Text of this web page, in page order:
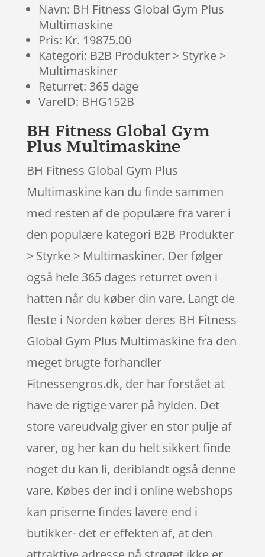
Navn: BH Fitness Global Gym Plus
Multimaskine
Pris: Kr. 19875.00
Kategori: B2B Produkter > Styrke >
Multimaskiner
Returret: 365 dage
VareID: BHG152B
BH Fitness Global Gym
Plus Multimaskine
BH Fitness Global Gym Plus
Multimaskine kan du finde sammen
med resten af de populære fra varer i
den populære kategori B2B Produkter
> Styrke > Multimaskiner. Der følger
også hele 365 dages returret oven i
hatten når du køber din vare. Langt de
fleste i Norden køber deres BH Fitness
Global Gym Plus Multimaskine fra den
meget brugte forhandler
Fitnessengros.dk, der har forstået at
have de rigtige varer på hylden. Det
store vareudvalg giver en stor pulje af
varer, og her kan du helt sikkert finde
noget du kan li, deriblandt også denne
vare. Købes der ind i online webshops
kan priserne findes lavere end i
butikker- det er effekten af, at den